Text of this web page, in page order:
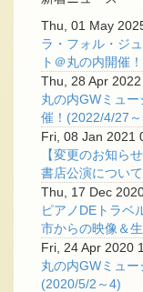
Thu, 01 May
ラ・フォル・ジ
ト＠丸の内開催
Thu, 28 Apr
丸の内GWミュ
催！(2022/4/27
Fri, 08 Jan 2021
【変更のお知ら
書店公演について
Thu, 17 Dec
ピアノDEトラベ
市からの映像＆
Fri, 24 Apr 2020
丸の内GWミュー
(2020/5/2～4)